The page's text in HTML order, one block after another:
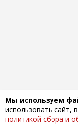
Мы используем
использовать сайт,
политикой сбора и
Главная